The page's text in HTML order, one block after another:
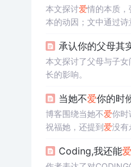
本文探讨爱情的本质，
本的动因；文中通过诗
承认你的父母其
本文探讨了父母与子女
长的影响。
当她不爱你的时
博客围绕当她不爱你时
祝福她，还提到爱没有
Coding,我还能爱